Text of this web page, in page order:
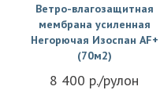
Ветро-влагозащитная
мембрана усиленная
Негорючая Изоспан АF+
(70м2)
8 400 р./рулон